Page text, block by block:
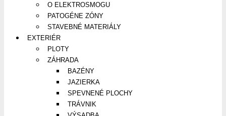
O ELEKTROSMOGU
PATOGÉNE ZÓNY
STAVEBNÉ MATERIÁLY
EXTERIÉR
PLOTY
ZÁHRADA
BAZÉNY
JAZIERKA
SPEVNENÉ PLOCHY
TRÁVNIK